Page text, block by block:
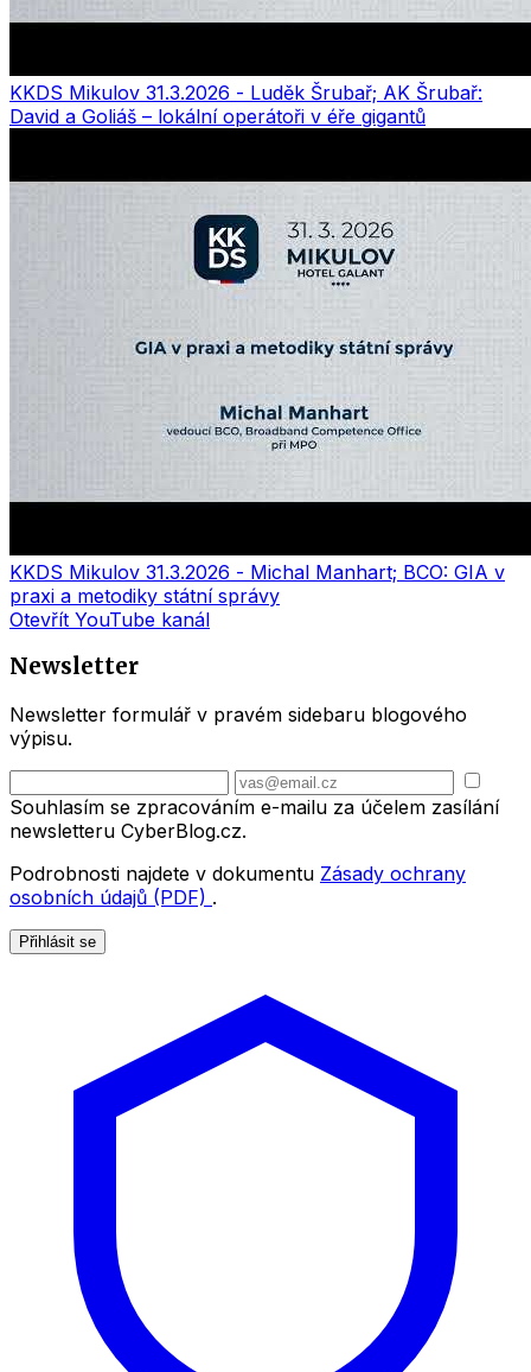
KKDS Mikulov 31.3.2026 - Luděk Šrubař; AK Šrubař:
David a Goliáš – lokální operátoři v éře gigantů
KKDS Mikulov 31.3.2026 - Michal Manhart; BCO: GIA v
praxi a metodiky státní správy
Otevřít YouTube kanál
Newsletter
Newsletter formulář v pravém sidebaru blogového
výpisu.
Souhlasím se zpracováním e-mailu za účelem zasílání
newsletteru CyberBlog.cz.
Podrobnosti najdete v dokumentu Zásady ochrany
osobních údajů (PDF) .
Přihlásit se